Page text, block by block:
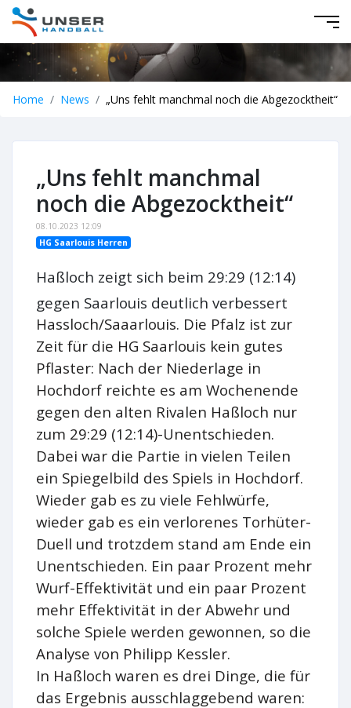
Home News „Uns fehlt manchmal noch die Abgezocktheit“
„Uns fehlt manchmal
noch die Abgezocktheit“
08.10.2023 12:09
HG Saarlouis Herren
Haßloch zeigt sich beim 29:29 (12:14)
gegen Saarlouis deutlich verbessert
Hassloch/Saaarlouis. Die Pfalz ist zur
Zeit für die HG Saarlouis kein gutes
Pflaster: Nach der Niederlage in
Hochdorf reichte es am Wochenende
gegen den alten Rivalen Haßloch nur
zum 29:29 (12:14)-Unentschieden.
Dabei war die Partie in vielen Teilen
ein Spiegelbild des Spiels in Hochdorf.
Wieder gab es zu viele Fehlwürfe,
wieder gab es ein verlorenes Torhüter-
Duell und trotzdem stand am Ende ein
Unentschieden. Ein paar Prozent mehr
Wurf-Effektivität und ein paar Prozent
mehr Effektivität in der Abwehr und
solche Spiele werden gewonnen, so die
Analyse von Philipp Kessler.
In Haßloch waren es drei Dinge, die für
das Ergebnis ausschlaggebend waren: